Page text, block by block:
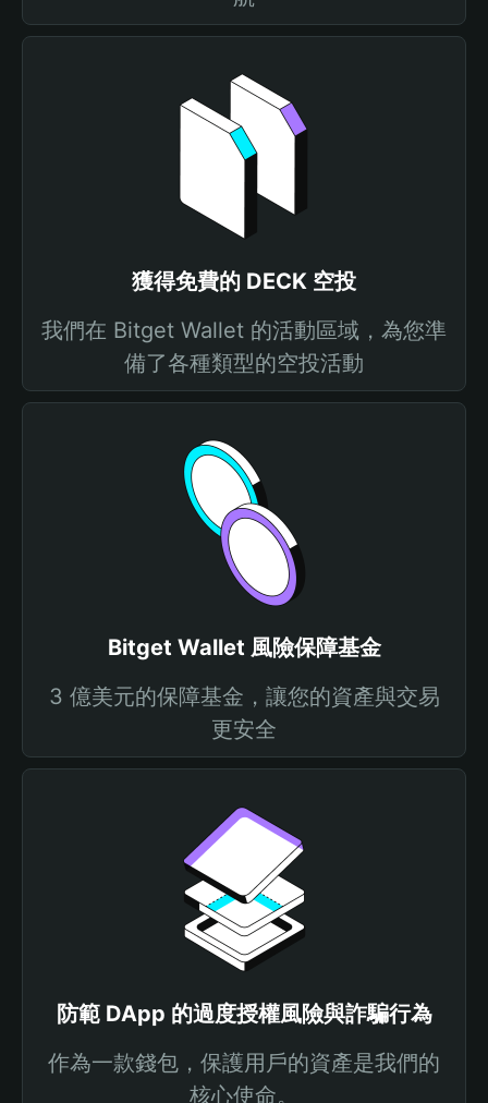
獲得免費的 DECK 空投
我們在 Bitget Wallet 的活動區域，為您準
備了各種類型的空投活動
Bitget Wallet 風險保障基金
3 億美元的保障基金，讓您的資產與交易
更安全
防範 DApp 的過度授權風險與詐騙行為
作為一款錢包，保護用戶的資產是我們的
核心使命。